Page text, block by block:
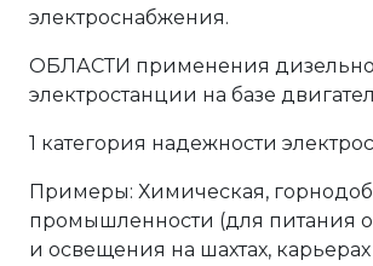
электроснабжения.
ОБЛАСТИ применения
электростанции на базе
1 категория надежности
Примеры: Химическая,
промышленности (для питания
и освещения на шахтах,